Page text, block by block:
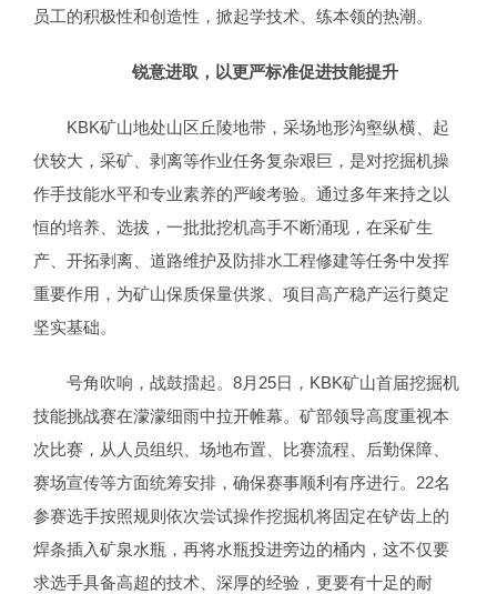
员工的积极性和创造性，掀起学技术、练本领的热潮。
锐意进取，以更严标准促进技能提升
KBK矿山地处山区丘陵地带，采场地形沟壑纵横、起
伏较大，采矿、剥离等作业任务复杂艰巨，是对挖掘机操
作手技能水平和专业素养的严峻考验。通过多年来持之以
恒的培养、选拔，一批批挖机高手不断涌现，在采矿生
产、开拓剥离、道路维护及防排水工程修建等任务中发挥
重要作用，为矿山保质保量供浆、项目高产稳产运行奠定
坚实基础。
号角吹响，战鼓擂起。8月25日，KBK矿山首届挖掘机
技能挑战赛在濛濛细雨中拉开帷幕。矿部领导高度重视本
次比赛，从人员组织、场地布置、比赛流程、后勤保障、
赛场宣传等方面统筹安排，确保赛事顺利有序进行。22名
参赛选手按照规则依次尝试操作挖掘机将固定在铲齿上的
焊条插入矿泉水瓶，再将水瓶投进旁边的桶内，这不仅要
求选手具备高超的技术、深厚的经验，更要有十足的耐